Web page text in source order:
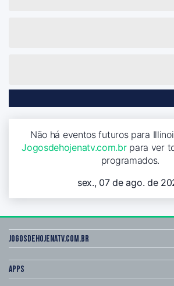
Não há eventos futuros para
Jogosdehojenatv.com.brpara ver
programados.
sex., 07 de ago. de
Jogosdehojenatv.com.br
Apps